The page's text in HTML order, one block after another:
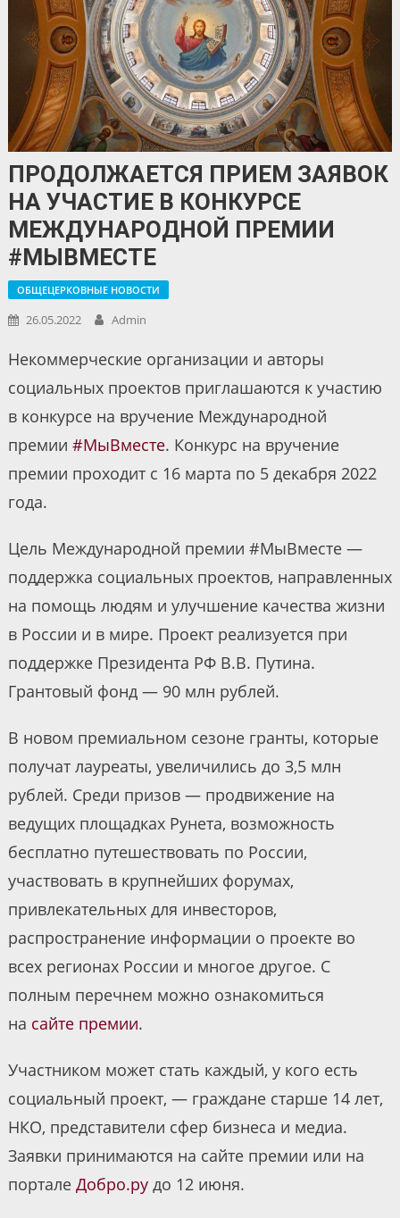
ПРОДОЛЖАЕТСЯ ПРИЕМ ЗАЯВОК
НА УЧАСТИЕ В КОНКУРСЕ
МЕЖДУНАРОДНОЙ ПРЕМИИ
#МЫВМЕСТЕ
ОБЩЕЦЕРКОВНЫЕ НОВОСТИ
26.05.2022 Admin
Некоммерческие организации и авторы
социальных проектов приглашаются к участию
в конкурсе на вручение Международной
премии #МыВместе. Конкурс на вручение
премии проходит с 16 марта по 5 декабря 2022
года.
Цель Международной премии #МыВместе —
поддержка социальных проектов, направленных
на помощь людям и улучшение качества жизни
в России и в мире. Проект реализуется при
поддержке Президента РФ В.В. Путина.
Грантовый фонд — 90 млн рублей.
В новом премиальном сезоне гранты, которые
получат лауреаты, увеличились до 3,5 млн
рублей. Среди призов — продвижение на
ведущих площадках Рунета, возможность
бесплатно путешествовать по России,
участвовать в крупнейших форумах,
привлекательных для инвесторов,
распространение информации о проекте во
всех регионах России и многое другое. С
полным перечнем можно ознакомиться
на сайте премии.
Участником может стать каждый, у кого есть
социальный проект, — граждане старше 14 лет,
НКО, представители сфер бизнеса и медиа.
Заявки принимаются на сайте премии или на
портале Добро.рудо 12 июня.